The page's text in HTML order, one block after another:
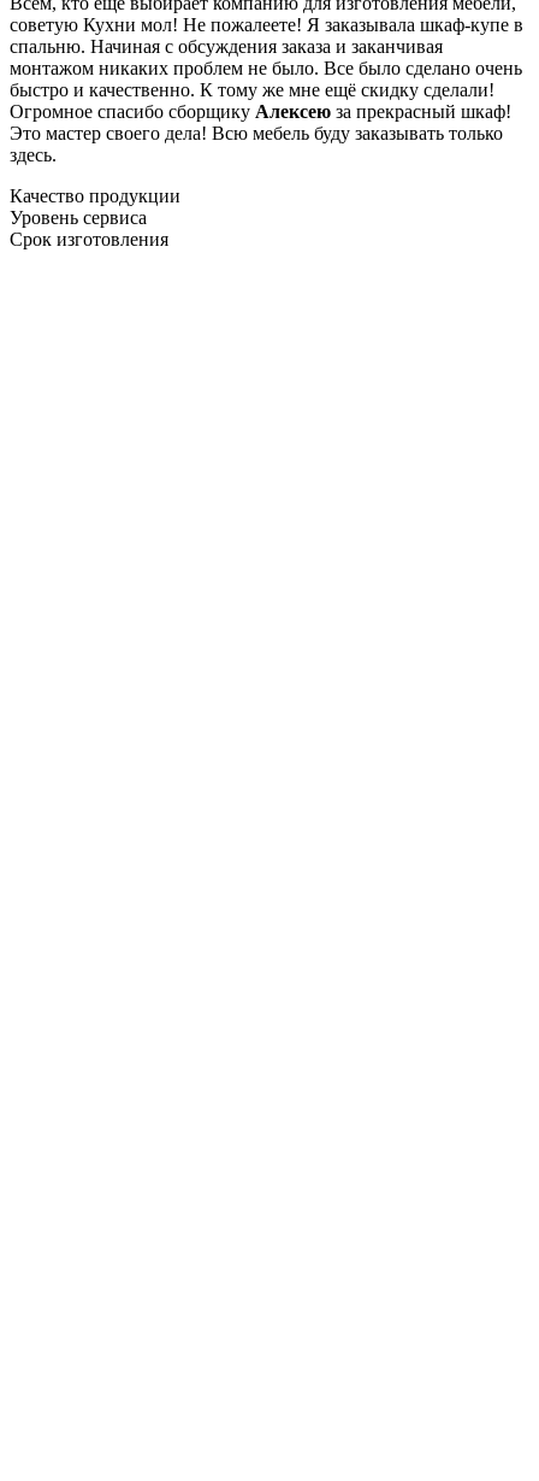
советую Кухни мол! Не пожалеете! Я заказывала шкаф-купе в
спальню. Начиная с обсуждения заказа и заканчивая
монтажом никаких проблем не было. Все было сделано очень
быстро и качественно. К тому же мне ещё скидку сделали!
Огромное спасибо сборщику Алексею за прекрасный шкаф!
Это мастер своего дела! Всю мебель буду заказывать только
здесь.
Качество продукции
Уровень сервиса
Срок изготовления